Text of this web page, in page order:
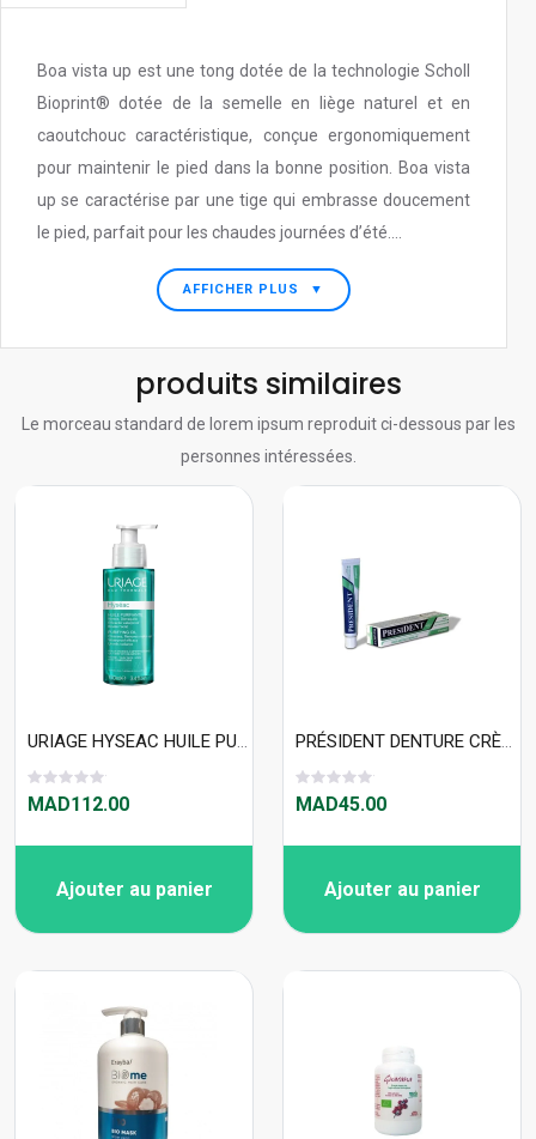
Boa vista up est une tong dotée de la technologie Scholl
Bioprint® dotée de la semelle en liège naturel et en
caoutchouc caractéristique, conçue ergonomiquement
pour maintenir le pied dans la bonne position. Boa vista
up se caractérise par une tige qui embrasse doucement
le pied, parfait pour les chaudes journées d’été....
AFFICHER PLUS ▼
produits similaires
Le morceau standard de lorem ipsum reproduit ci-dessous par les
personnes intéressées.
URIAGE HYSEAC HUILE PURIFIANTE 100ML
MAD112.00
Ajouter au panier
PRÉSIDENT DENTURE CRÈME ADHÉSIVE 50 GM
MAD45.00
Ajouter au panier